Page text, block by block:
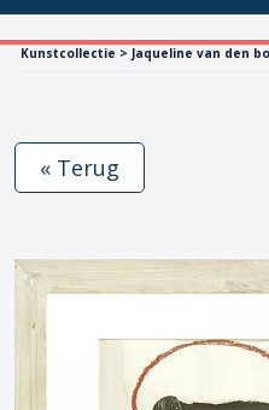
Kunstcollectie > Jaqueline van den
« Terug